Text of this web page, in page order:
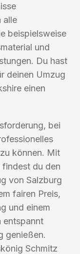
alle
beispielsweise
und
Du hast
deinen Umzug
einen
bei
können. Mit
du den
von Salzburg
fairen Preis,
und einem
entspannt
genießen.
Schmitz